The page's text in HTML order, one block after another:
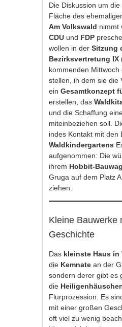
Die Diskussion um
Fläche des
Am Volkswald nimmt
CDU und FDP
wollen in derSitzung
Bezirksvertretung IX
kommenden Mittwoch
stellen, in dem sie die
einGesamtkonzept
erstellen, das
und die Schaffung
miteinbeziehen soll.
indes Kontakt mit den
Waldkindergartens
aufgenommen: Die
ihrem Hobbit-
Gruga auf dem Platz
ziehen.
Kleine Bauwerke
Geschichte
Das kleinste Haus in
die Kemnatean der
sondern derer gibt es
die
Flurprozession. Es
mit einer großen
oft viel zu wenig